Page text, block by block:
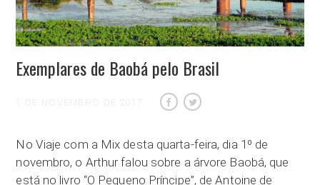
Exemplares de Baobá pelo Brasil
1 DE NOVEMBRO DE 2017
No Viaje com a Mix desta quarta-feira, dia 1º de
novembro, o Arthur falou sobre a árvore Baobá, que
está no livro “O Pequeno Príncipe”, de Antoine de